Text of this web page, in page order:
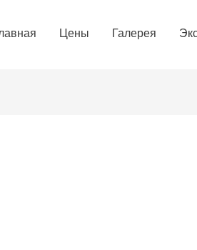
Цены Галерея